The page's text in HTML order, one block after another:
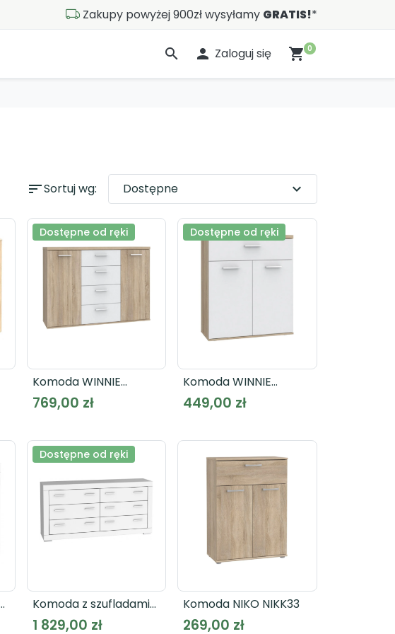
Zakupy powyżej 900zł wysyłamy GRATIS!*
search  Zaloguj się shopping_cart 0
sortSortuj wg: Dostępne expand_more
Dostępne od ręki
Komoda WINNIE
WNK26
769,00 zł
Dostępne od ręki
Komoda WINNIE
WNK431
449,00 zł
Dostępne od ręki
Komoda z szufladami
SNOW SNWK26 biała
1 829,00 zł
Komoda NIKO NIKK33
269,00 zł